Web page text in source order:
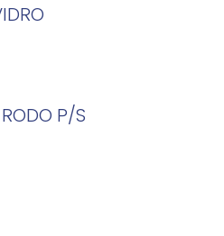
RODO P/S